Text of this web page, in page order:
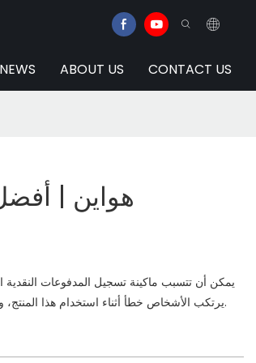
NEWS ABOUT US CONTACT US
هواين |
يمكن أن تتسبب ماكينة تسجيل المدفوعات
يرتكب الأشخاص خطأ أثناء استخدام هذا المنتج، ويمكن تصحيح الأخطاء بسهولة ببضع نقرات سريعة فقط.